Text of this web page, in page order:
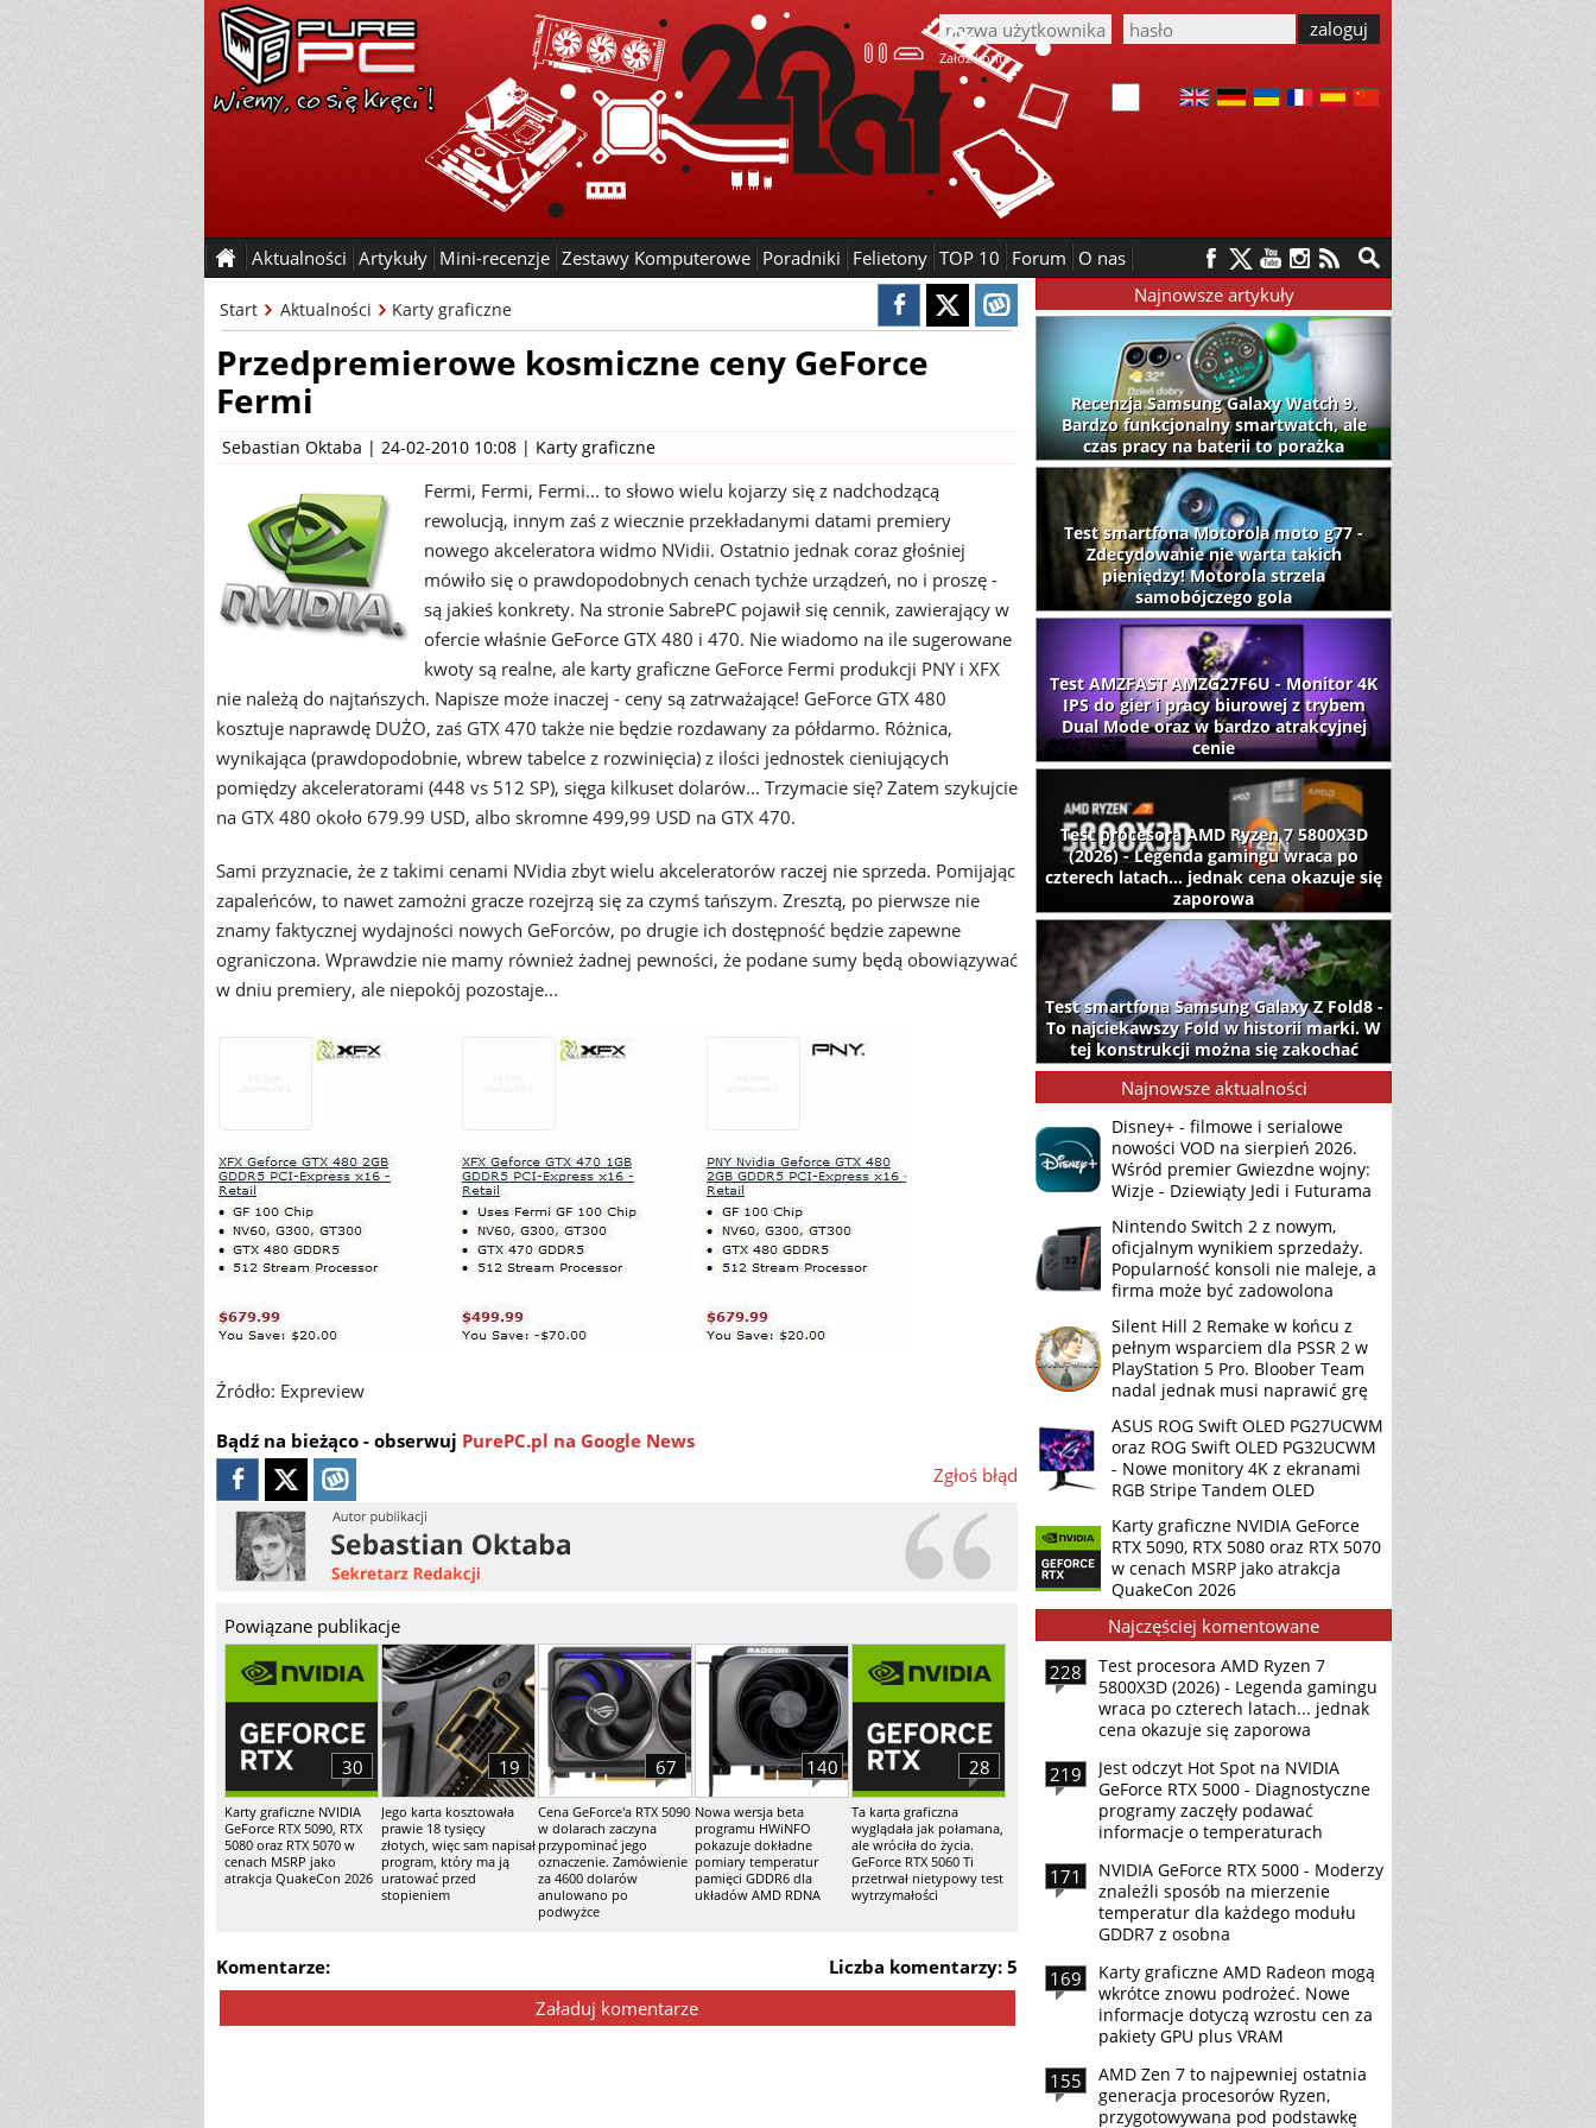
Załóż konto
Aktualności Artykuły Mini-recenzje Zestawy Komputerowe Poradniki Felietony TOP 10 Forum O nas
Start Aktualności Karty graficzne
Przedpremierowe kosmiczne ceny GeForce
Fermi
Sebastian Oktaba | 24-02-2010 10:08 | Karty graficzne
Fermi, Fermi, Fermi... to słowo wielu kojarzy się z nadchodzącą
rewolucją, innym zaś z wiecznie przekładanymi datami premiery
nowego akceleratora widmo NVidii. Ostatnio jednak coraz głośniej
mówiło się o prawdopodobnych cenach tychże urządzeń, no i proszę -
są jakieś konkrety. Na stronie SabrePC pojawił się cennik, zawierający w
ofercie właśnie GeForce GTX 480 i 470. Nie wiadomo na ile sugerowane
kwoty są realne, ale karty graficzne GeForce Fermi produkcji PNY i XFX
nie należą do najtańszych. Napisze może inaczej - ceny są zatrważające! GeForce GTX 480
kosztuje naprawdę DUŻO, zaś GTX 470 także nie będzie rozdawany za półdarmo. Różnica,
wynikająca (prawdopodobnie, wbrew tabelce z rozwinięcia) z ilości jednostek cieniujących
pomiędzy akceleratorami (448 vs 512 SP), sięga kilkuset dolarów... Trzymacie się? Zatem szykujcie
na GTX 480 około 679.99 USD, albo skromne 499,99 USD na GTX 470.
Sami przyznacie, że z takimi cenami NVidia zbyt wielu akceleratorów raczej nie sprzeda. Pomijając
zapaleńców, to nawet zamożni gracze rozejrzą się za czymś tańszym. Zresztą, po pierwsze nie
znamy faktycznej wydajności nowych GeForców, po drugie ich dostępność będzie zapewne
ograniczona. Wprawdzie nie mamy również żadnej pewności, że podane sumy będą obowiązywać
w dniu premiery, ale niepokój pozostaje...
Źródło: Expreview
Bądź na bieżąco - obserwuj PurePC.pl na Google News
Zgłoś błąd
Powiązane publikacje
Karty graficzne NVIDIA
GeForce RTX 5090, RTX
5080 oraz RTX 5070 w
cenach MSRP jako
atrakcja QuakeCon 2026
30
Jego karta kosztowała
prawie 18 tysięcy
złotych, więc sam napisał
program, który ma ją
uratować przed
stopieniem
19
Cena GeForce'a RTX 5090
w dolarach zaczyna
przypominać jego
oznaczenie. Zamówienie
za 4600 dolarów
anulowano po
podwyżce
67
Nowa wersja beta
programu HWiNFO
pokazuje dokładne
pomiary temperatur
pamięci GDDR6 dla
układów AMD RDNA
140
Ta karta graficzna
wyglądała jak połamana,
ale wróciła do życia.
GeForce RTX 5060 Ti
przetrwał nietypowy test
wytrzymałości
28
Liczba komentarzy: 5
Komentarze:
Załaduj komentarze
Najnowsze artykuły
Recenzja Samsung Galaxy Watch 9.
Bardzo funkcjonalny smartwatch, ale
czas pracy na baterii to porażka
Test smartfona Motorola moto g77 -
Zdecydowanie nie warta takich
pieniędzy! Motorola strzela
samobójczego gola
Test AMZFAST AMZG27F6U - Monitor 4K
IPS do gier i pracy biurowej z trybem
Dual Mode oraz w bardzo atrakcyjnej
cenie
Test procesora AMD Ryzen 7 5800X3D
(2026) - Legenda gamingu wraca po
czterech latach... jednak cena okazuje się
zaporowa
Test smartfona Samsung Galaxy Z Fold8 -
To najciekawszy Fold w historii marki. W
tej konstrukcji można się zakochać
Najnowsze aktualności
Disney+ - filmowe i serialowe
nowości VOD na sierpień 2026.
Wśród premier Gwiezdne wojny:
Wizje - Dziewiąty Jedi i Futurama
Nintendo Switch 2 z nowym,
oficjalnym wynikiem sprzedaży.
Popularność konsoli nie maleje, a
firma może być zadowolona
Silent Hill 2 Remake w końcu z
pełnym wsparciem dla PSSR 2 w
PlayStation 5 Pro. Bloober Team
nadal jednak musi naprawić grę
ASUS ROG Swift OLED PG27UCWM
oraz ROG Swift OLED PG32UCWM
- Nowe monitory 4K z ekranami
RGB Stripe Tandem OLED
Karty graficzne NVIDIA GeForce
RTX 5090, RTX 5080 oraz RTX 5070
w cenach MSRP jako atrakcja
QuakeCon 2026
Najczęściej komentowane
228
Test procesora AMD Ryzen 7
5800X3D (2026) - Legenda gamingu
wraca po czterech latach... jednak
cena okazuje się zaporowa
219
Jest odczyt Hot Spot na NVIDIA
GeForce RTX 5000 - Diagnostyczne
programy zaczęły podawać
informacje o temperaturach
171
NVIDIA GeForce RTX 5000 - Moderzy
znaleźli sposób na mierzenie
temperatur dla każdego modułu
GDDR7 z osobna
169
Karty graficzne AMD Radeon mogą
wkrótce znowu podrożeć. Nowe
informacje dotyczą wzrostu cen za
pakiety GPU plus VRAM
155
AMD Zen 7 to najpewniej ostatnia
generacja procesorów Ryzen,
przygotowywana pod podstawkę